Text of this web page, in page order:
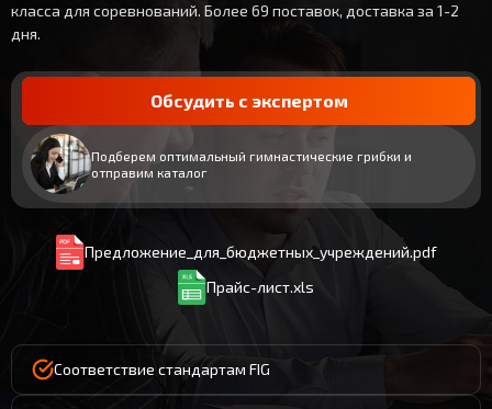
класса для соревнований. Более 69 поставок, доставка за 1-2
дня.
Обсудить с экспертом
Подберем оптимальный гимнастические грибки и
отправим каталог
Предложение_для_бюджетных_учреждений.pdf
Прайс-лист.xls
Соответствие стандартам FIG